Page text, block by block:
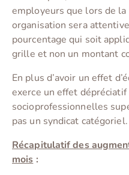
employeurs que lors de
organisation sera
pourcentage qui soit
grille et non un montant
En plus d’avoir un effet
exerce un effet
socioprofessionnelles
pas un syndicat catégoriel.
Récapitulatif des
mois :